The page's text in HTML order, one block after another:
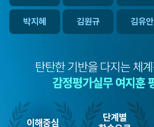
박지혜 김원규 김유안